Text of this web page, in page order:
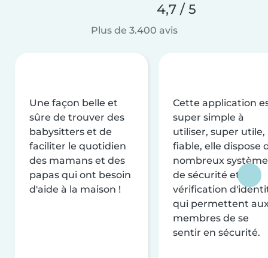
4,7 / 5
Plus de 3.400 avis
Une façon belle et
sûre de trouver des
babysitters et de
faciliter le quotidien
des mamans et des
papas qui ont besoin
d'aide à la maison !
Cette application
super simple à
utiliser, super utile,
fiable, elle dispose
nombreux
de sécurité et de
vérification
qui permettent
membres de se
sentir en sécurité.